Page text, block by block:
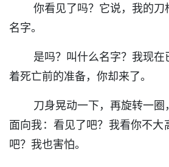
你看见了吗？它说，我的刀
名字。
是吗？叫什么名字？我现在
着死亡前的准备，你却来了。
刀身晃动一下，再旋转一圈
面向我：看见了吧？我看你不大
吧？我也害怕。